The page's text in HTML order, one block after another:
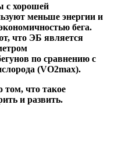
с хорошей
меньше энергии и
бега.
что ЭБ является
по сравнению с
(VO2max).
том, что такое
и развить.